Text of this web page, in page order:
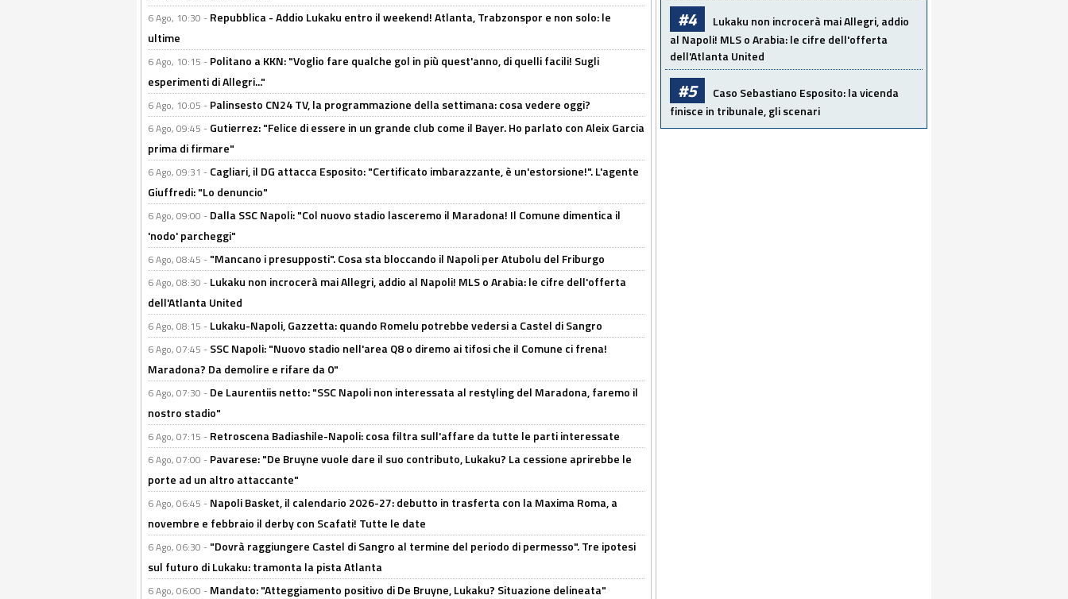
6 Ago, 10:30 - Repubblica - Addio Lukaku entro il weekend! Atlanta, Trabzonspor e non solo: le
ultime
6 Ago, 10:15 - Politano a KKN: "Voglio fare qualche gol in più quest'anno, di quelli facili! Sugli
esperimenti di Allegri..."
6 Ago, 10:05 - Palinsesto CN24 TV, la programmazione della settimana: cosa vedere oggi?
6 Ago, 09:45 - Gutierrez: "Felice di essere in un grande club come il Bayer. Ho parlato con Aleix Garcia
prima di firmare"
6 Ago, 09:31 - Cagliari, il DG attacca Esposito: "Certificato imbarazzante, è un'estorsione!". L'agente
Giuffredi: "Lo denuncio"
6 Ago, 09:00 - Dalla SSC Napoli: "Col nuovo stadio lasceremo il Maradona! Il Comune dimentica il
'nodo' parcheggi"
6 Ago, 08:45 - "Mancano i presupposti". Cosa sta bloccando il Napoli per Atubolu del Friburgo
6 Ago, 08:30 - Lukaku non incrocerà mai Allegri, addio al Napoli! MLS o Arabia: le cifre dell'offerta
dell'Atlanta United
6 Ago, 08:15 - Lukaku-Napoli, Gazzetta: quando Romelu potrebbe vedersi a Castel di Sangro
6 Ago, 07:45 - SSC Napoli: "Nuovo stadio nell'area Q8 o diremo ai tifosi che il Comune ci frena!
Maradona? Da demolire e rifare da 0"
6 Ago, 07:30 - De Laurentiis netto: "SSC Napoli non interessata al restyling del Maradona, faremo il
nostro stadio"
6 Ago, 07:15 - Retroscena Badiashile-Napoli: cosa filtra sull'affare da tutte le parti interessate
6 Ago, 07:00 - Pavarese: "De Bruyne vuole dare il suo contributo, Lukaku? La cessione aprirebbe le
porte ad un altro attaccante"
6 Ago, 06:45 - Napoli Basket, il calendario 2026-27: debutto in trasferta con la Maxima Roma, a
novembre e febbraio il derby con Scafati! Tutte le date
6 Ago, 06:30 - "Dovrà raggiungere Castel di Sangro al termine del periodo di permesso". Tre ipotesi
sul futuro di Lukaku: tramonta la pista Atlanta
6 Ago, 06:00 - Mandato: "Atteggiamento positivo di De Bruyne, Lukaku? Situazione delineata"
#4
Lukaku non incrocerà mai Allegri, addio
al Napoli! MLS o Arabia: le cifre dell'offerta
dell'Atlanta United
#5
Caso Sebastiano Esposito: la vicenda
finisce in tribunale, gli scenari